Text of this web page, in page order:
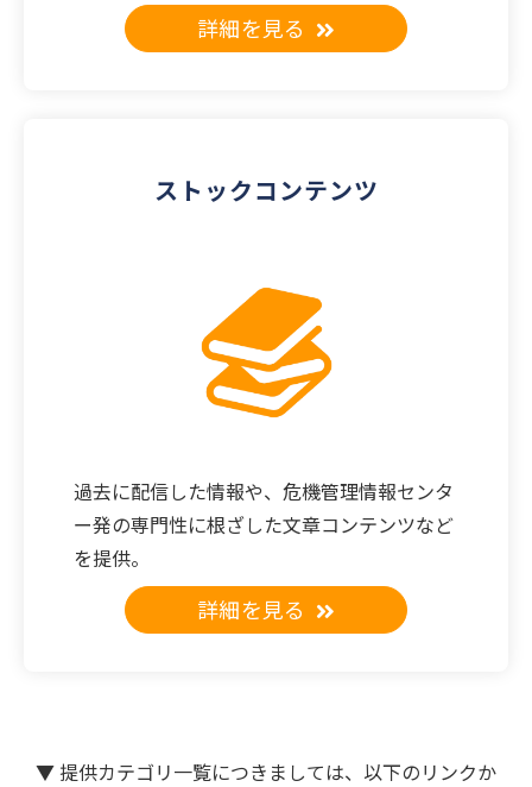
詳細を見る
ストックコンテンツ
過去に配信した情報や、危機管理情報センタ
ー発の専門性に根ざした文章コンテンツなど
を提供。
詳細を見る
▼ 提供カテゴリ一覧につきましては、以下のリンクか